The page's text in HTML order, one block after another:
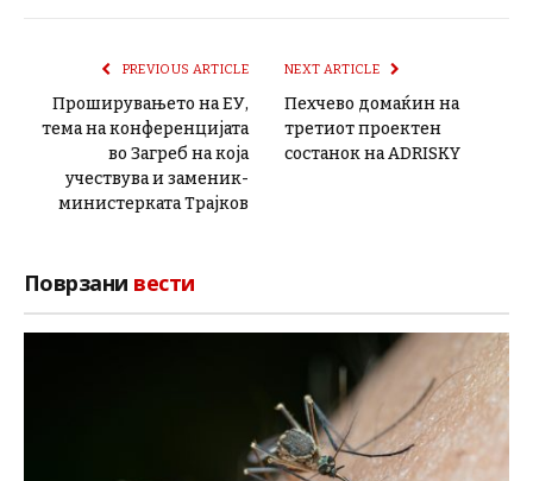
PREVIOUS ARTICLE
Проширувањето на ЕУ,
тема на конференцијата
во Загреб на која
учествува и заменик-
министерката Трајков
NEXT ARTICLE
Пехчево домаќин на
третиот проектен
состанок на ADRISKY
Поврзани вести